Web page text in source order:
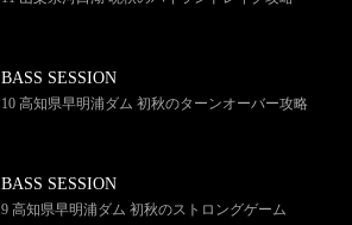
BASS SESSION
10 高知県早明浦ダム 初秋のターンオーバー攻略
BASS SESSION
9 高知県早明浦ダム 初秋のストロングゲーム